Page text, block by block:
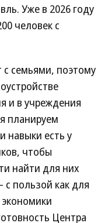
Уже в 2026 году
человек с
с семьями, поэтому
и в учреждения
планируем
навыки есть у
чтобы
найти для них
пользой как для
Центра